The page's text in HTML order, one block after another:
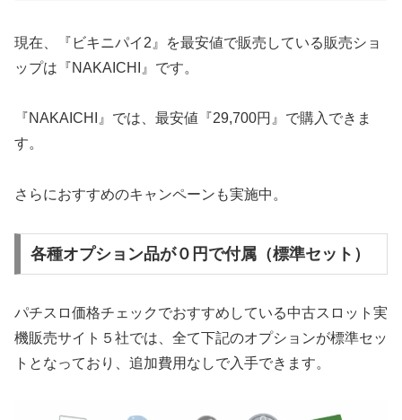
現在、『ビキニパイ2』を最安値で販売している販売ショ
ップは『NAKAICHI』です。
『NAKAICHI』では、最安値『29,700円』で購入できま
す。
さらにおすすめのキャンペーンも実施中。
各種オプション品が０円で付属（標準セット）
パチスロ価格チェックでおすすめしている中古スロット実
機販売サイト５社では、全て下記のオプションが標準セッ
トとなっており、追加費用なしで入手できます。